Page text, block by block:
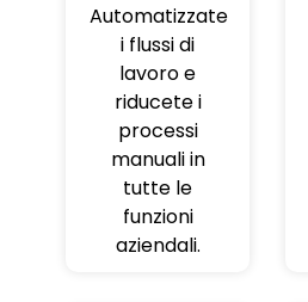
Automatizzate
i flussi di
lavoro e
riducete i
processi
manuali in
tutte le
funzioni
aziendali.